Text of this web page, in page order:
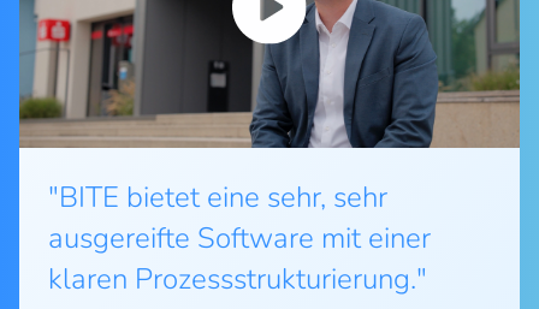
"BITE bietet eine sehr, sehr
ausgereifte Software mit einer
klaren Prozessstrukturierung."